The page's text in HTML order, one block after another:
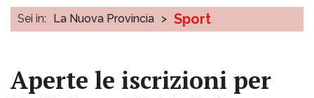
Sei in: La Nuova Provincia > Sport
Aperte le iscrizioni per